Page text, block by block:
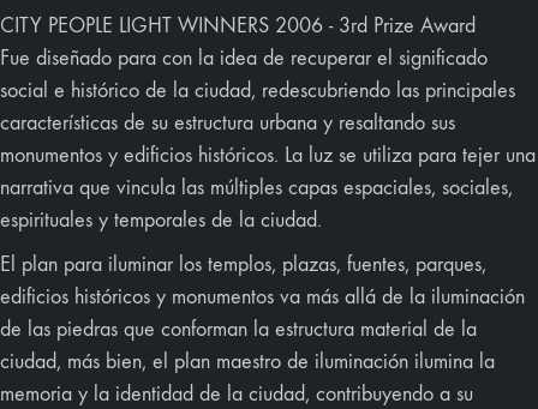
CITY PEOPLE LIGHT WINNERS 2006 - 3rd Prize Award
Fue diseñado para con la idea de recuperar el significado
social e histórico de la ciudad, redescubriendo las principales
características de su estructura urbana y resaltando sus
monumentos y edificios históricos. La luz se utiliza para tejer una
narrativa que vincula las múltiples capas espaciales, sociales,
espirituales y temporales de la ciudad.
El plan para iluminar los templos, plazas, fuentes, parques,
edificios históricos y monumentos va más allá de la iluminación
de las piedras que conforman la estructura material de la
ciudad, más bien, el plan maestro de iluminación ilumina la
memoria y la identidad de la ciudad, contribuyendo a su